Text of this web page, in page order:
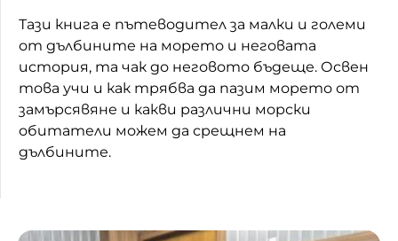
Тази книга е пътеводител за малки и големи
от дълбините на морето и неговата
история, та чак до неговото бъдеще. Освен
това учи и как трябва да пазим морето от
замърсявяне и какви различни морски
обитатели можем да срещнем на
дълбините.